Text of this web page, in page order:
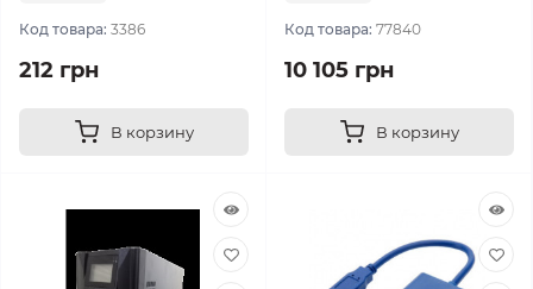
Код товара: 3386
212 грн
В корзину
Код товара: 77840
10 105 грн
В корзину